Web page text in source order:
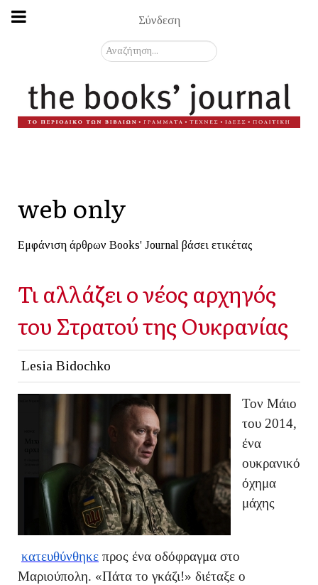
Σύνδεση
Αναζήτηση...
web only
Εμφάνιση άρθρων Books' Journal βάσει ετικέτας
Τι αλλάζει ο νέος αρχηγός
του Στρατού της Ουκρανίας
Lesia Bidochko
Τον Μάιο
του 2014,
ένα
ουκρανικό
όχημα
μάχης
κατευθύνθηκε προς ένα οδόφραγμα στο
Μαριούπολη. «Πάτα το γκάζι!» διέταξε ο